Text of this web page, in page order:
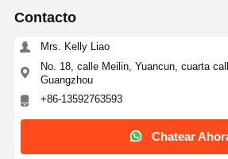
Contacto
Mrs. Kelly Liao
No. 18, calle Meilin, Yuancun, cuarta
Guangzhou
+86-13592763593
Chatear